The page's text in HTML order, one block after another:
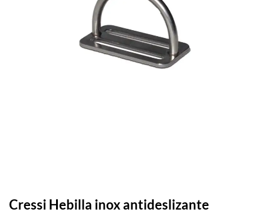
Cressi Hebilla inox antideslizante